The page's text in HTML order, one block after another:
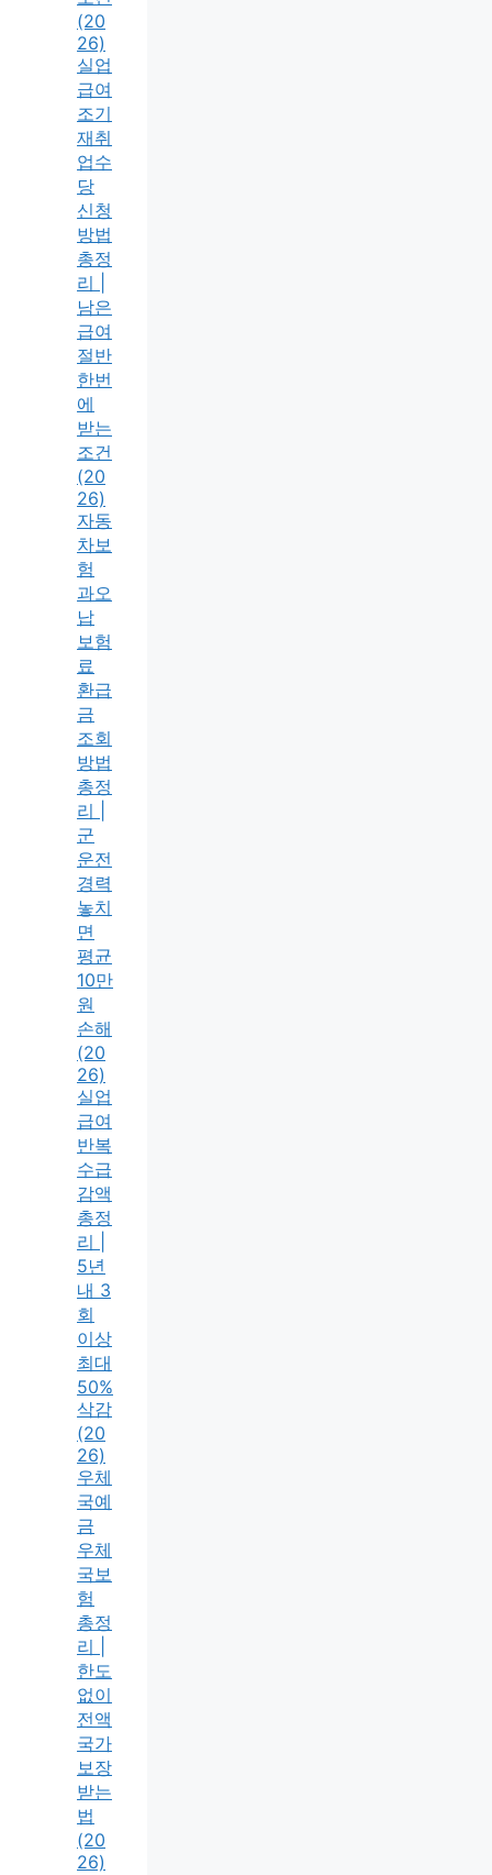
(20
26)
실업
급여
조기
재취
업수
당
신청
방법
총정
리 |
남은
급여
절반
한번
에
받는
조건
(20
26)
자동
차보
험
과오
납
보험
료
환급
금
조회
방법
총정
리 |
군
운전
경력
놓치
면
평균
10만
원
손해
(20
26)
실업
급여
반복
수급
감액
총정
리 |
5년
내 3
회
이상
최대
50%
삭감
(20
26)
우체
국예
금
우체
국보
험
총정
리 |
한도
없이
전액
국가
보장
받는
법
(20
26)